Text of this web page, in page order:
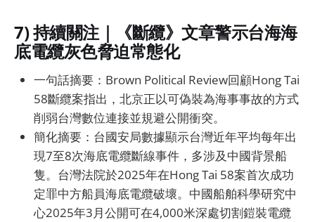
7) 持續關注｜《斷纜》文章警示台海海
底電纜灰色脅迫常態化
一句話摘要：Brown Political Review回顧Hong Tai
58斷纜案指出，北京正以可偽裝為海事事故的方式
削弱台灣數位連接並規避公開衝突。
簡化摘要：台國安局數據顯示台灣近年平均每年出
現7至8次海底電纜斷線事件，多涉及中國背景船
隻。台灣法院於2025年在Hong Tai 58案首次成功
定罪中方船員海底電纜破壞。中國船舶科學研究中
心2025年3月公開可在4,000米深處切割鎧裝電纜